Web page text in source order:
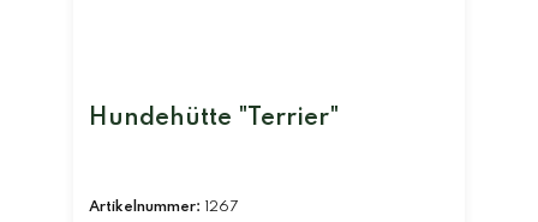
Hundehütte "Terrier"
Artikelnummer: 1267